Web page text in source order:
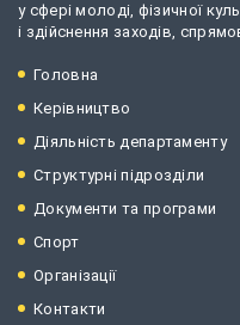
у сфері молоді, фізичної
і здійснення заходів,
Головна
Керівництво
Діяльність департаменту
Структурні підрозділи
Документи та програми
Спорт
Організації
Контакти